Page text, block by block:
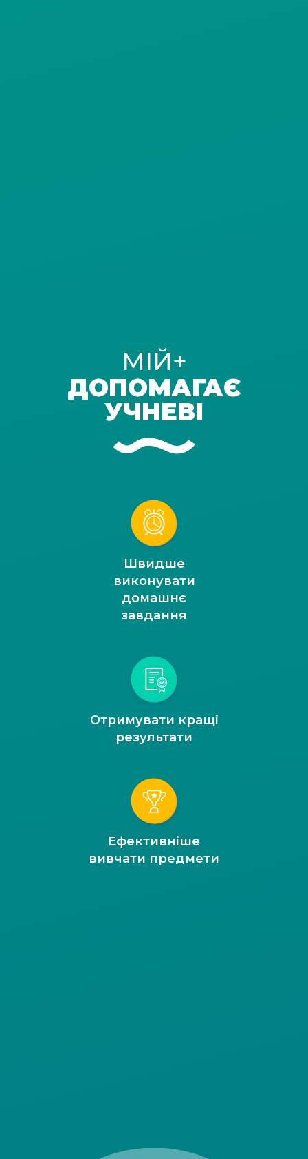
МІЙ+
ДОПОМАГАЄ
УЧНЕВІ
Швидше
виконувати
домашнє
завдання
Отримувати кращі
результати
Ефективніше
вивчати предмети